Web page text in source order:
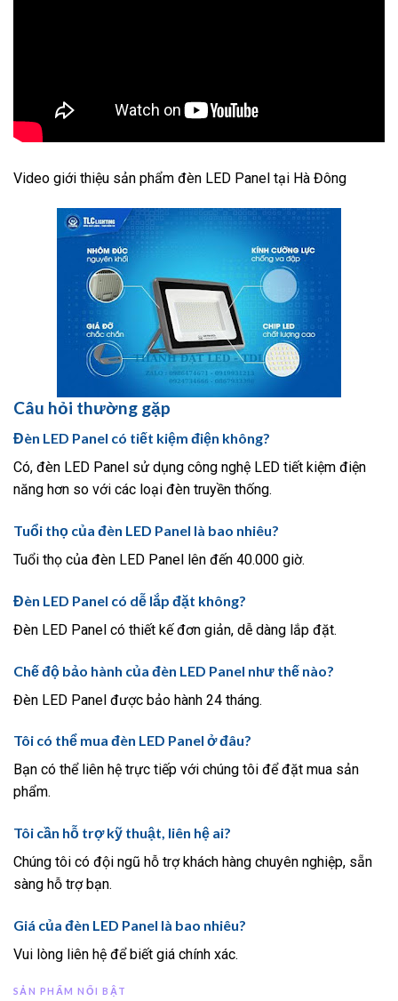
Video giới thiệu sản phẩm đèn LED Panel tại Hà Đông
Câu hỏi thường gặp
Đèn LED Panel có tiết kiệm điện không?
Có, đèn LED Panel sử dụng công nghệ LED tiết kiệm điện
năng hơn so với các loại đèn truyền thống.
Tuổi thọ của đèn LED Panel là bao nhiêu?
Tuổi thọ của đèn LED Panel lên đến 40.000 giờ.
Đèn LED Panel có dễ lắp đặt không?
Đèn LED Panel có thiết kế đơn giản, dễ dàng lắp đặt.
Chế độ bảo hành của đèn LED Panel như thế nào?
Đèn LED Panel được bảo hành 24 tháng.
Tôi có thể mua đèn LED Panel ở đâu?
Bạn có thể liên hệ trực tiếp với chúng tôi để đặt mua sản
phẩm.
Tôi cần hỗ trợ kỹ thuật, liên hệ ai?
Chúng tôi có đội ngũ hỗ trợ khách hàng chuyên nghiệp, sẵn
sàng hỗ trợ bạn.
Giá của đèn LED Panel là bao nhiêu?
Vui lòng liên hệ để biết giá chính xác.
SẢN PHẨM NỔI BẬT